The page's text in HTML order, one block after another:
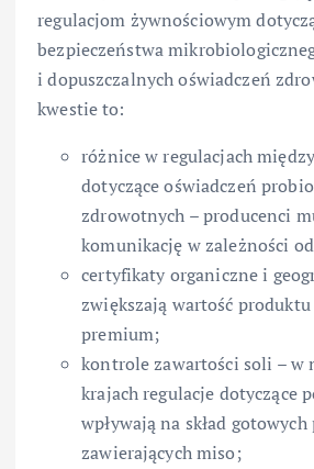
regulacjom żywnościowym
bezpieczeństwa
i dopuszczalnych oświadczeń
kwestie to:
różnice w regulacjach
dotyczące oświadczeń
zdrowotnych – producenci
komunikację w zależności
certyfikaty organiczne i
zwiększają wartość
premium;
kontrole zawartości soli – w
krajach regulacje dotyczące
wpływają na skład
zawierających miso;